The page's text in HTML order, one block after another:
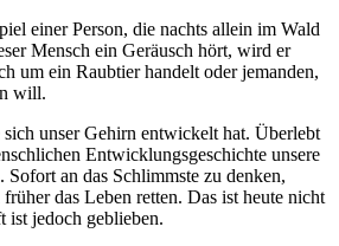
einer Person, die nachts allein im Wald
Mensch ein Geräusch hört, wird er
um ein Raubtier handelt oder jemanden,
will.
unser Gehirn entwickelt hat. Überlebt
Entwicklungsgeschichte unsere
Sofort an das Schlimmste zu denken,
das Leben retten. Das ist heute nicht
ist jedoch geblieben.